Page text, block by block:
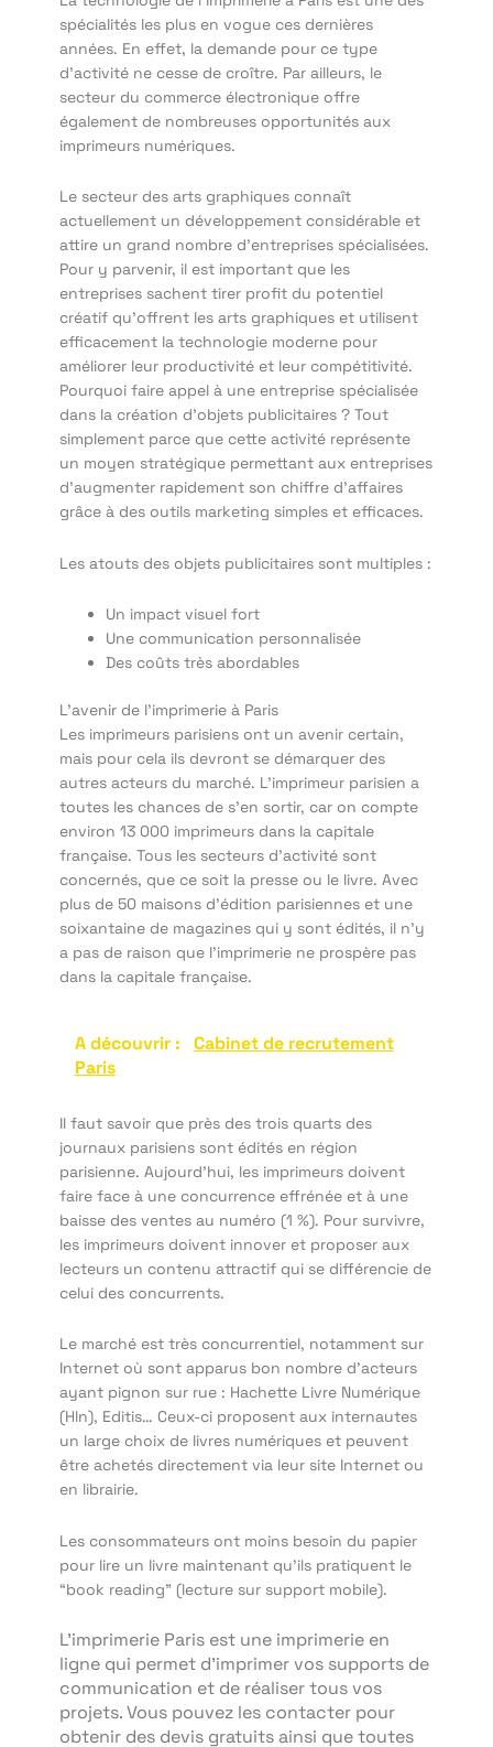
spécialités les plus en vogue ces dernières
années. En effet, la demande pour ce type
d’activité ne cesse de croître. Par ailleurs, le
secteur du commerce électronique offre
également de nombreuses opportunités aux
imprimeurs numériques.
Le secteur des arts graphiques connaît
actuellement un développement considérable et
attire un grand nombre d’entreprises spécialisées.
Pour y parvenir, il est important que les
entreprises sachent tirer profit du potentiel
créatif qu’offrent les arts graphiques et utilisent
efficacement la technologie moderne pour
améliorer leur productivité et leur compétitivité.
Pourquoi faire appel à une entreprise spécialisée
dans la création d’objets publicitaires ? Tout
simplement parce que cette activité représente
un moyen stratégique permettant aux entreprises
d’augmenter rapidement son chiffre d’affaires
grâce à des outils marketing simples et efficaces.
Les atouts des objets publicitaires sont multiples :
Un impact visuel fort
Une communication personnalisée
Des coûts très abordables
L’avenir de l’imprimerie à Paris
Les imprimeurs parisiens ont un avenir certain,
mais pour cela ils devront se démarquer des
autres acteurs du marché. L’imprimeur parisien a
toutes les chances de s’en sortir, car on compte
environ 13 000 imprimeurs dans la capitale
française. Tous les secteurs d’activité sont
concernés, que ce soit la presse ou le livre. Avec
plus de 50 maisons d’édition parisiennes et une
soixantaine de magazines qui y sont édités, il n’y
a pas de raison que l’imprimerie ne prospère pas
dans la capitale française.
A découvrir :
Cabinet de recrutement
Paris
Il faut savoir que près des trois quarts des
journaux parisiens sont édités en région
parisienne. Aujourd’hui, les imprimeurs doivent
faire face à une concurrence effrénée et à une
baisse des ventes au numéro (1 %). Pour survivre,
les imprimeurs doivent innover et proposer aux
lecteurs un contenu attractif qui se différencie de
celui des concurrents.
Le marché est très concurrentiel, notamment sur
Internet où sont apparus bon nombre d’acteurs
ayant pignon sur rue : Hachette Livre Numérique
(Hln), Editis… Ceux-ci proposent aux internautes
un large choix de livres numériques et peuvent
être achetés directement via leur site Internet ou
en librairie.
Les consommateurs ont moins besoin du papier
pour lire un livre maintenant qu’ils pratiquent le
“book reading” (lecture sur support mobile).
L’imprimerie Paris est une imprimerie en
ligne qui permet d’imprimer vos supports de
communication et de réaliser tous vos
projets. Vous pouvez les contacter pour
obtenir des devis gratuits ainsi que toutes